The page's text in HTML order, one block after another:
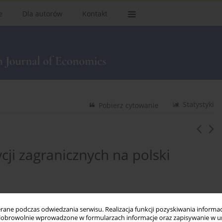
podczas odwiedzania serwisu. Realizacja funkcji pozyskiwania
wprowadzone w formularzach informacje oraz zapisywanie w
Dla autorów Kontakt
Statystyki
Pobierz cytowanie
zagranicznych na polski